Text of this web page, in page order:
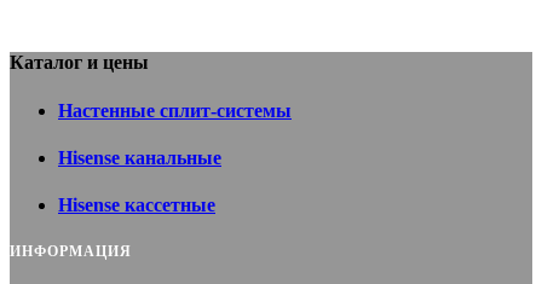
Каталог и цены
Настенные сплит-системы
Hisense канальные
Hisense кассетные
ИНФОРМАЦИЯ